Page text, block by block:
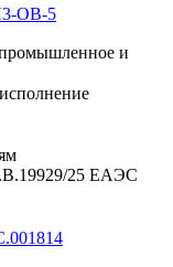
и
25 ЕАЭС